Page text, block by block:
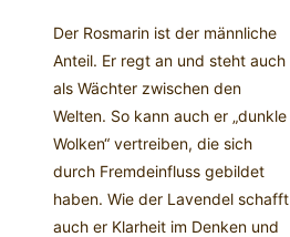
Der Rosmarin ist der männliche
Anteil. Er regt an und steht auch
als Wächter zwischen den
Welten. So kann auch er „dunkle
Wolken“ vertreiben, die sich
durch Fremdeinfluss gebildet
haben. Wie der Lavendel schafft
auch er Klarheit im Denken und